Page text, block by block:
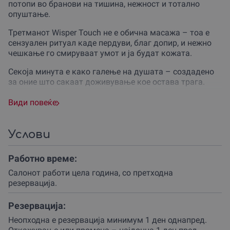
потопи во бранови на тишина, нежност и тотално
опуштање.
Третманот Wisper Touch не е обична масажа – тоа е
сензуален ритуал каде пердуви, благ допир, и нежно
чешкање го смируваат умот и ја будат кожата.
Секоја минута е како галење на душата – создадено
за оние што сакаат доживување кое остава трага.
Совршен е за подарок на сакана личност, за роденден
Како се одвива Wisper Touch третманот (масажа) во
Во траење од 45 минути, овој третман комбинира
чешкање, масажа со раце на грб, рамена и глава, и
галење со природни пердуви.
Се изведува во тивка, пријатно осветлена просторија
со нежна музика и миризливи етерични масла.
Види повеќе
Услови
Работно време:
Салонoт работи цела година, со претходна
резервација.
Резервација:
Неопходна е резервација минимум 1 ден однапред.